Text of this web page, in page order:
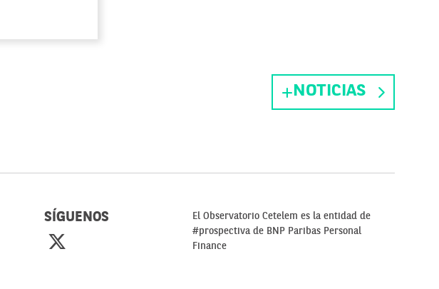
NOTICIAS
SÍGUENOS
El Observatorio Cetelem es la entidad de
#prospectiva de BNP Paribas Personal
Finance